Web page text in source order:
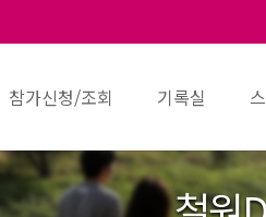
참가신청/조회 기록실